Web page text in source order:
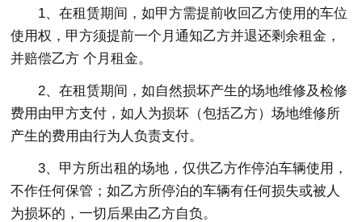
1、在租赁期间，如甲方需提前收回乙方使用的车位
使用权，甲方须提前一个月通知乙方并退还剩余租金，
并赔偿乙方 个月租金。
2、在租赁期间，如自然损坏产生的场地维修及检修
费用由甲方支付，如人为损坏（包括乙方）场地维修所
产生的费用由行为人负责支付。
3、甲方所出租的场地，仅供乙方作停泊车辆使用，
不作任何保管；如乙方所停泊的车辆有任何损失或被人
为损坏的，一切后果由乙方自负。